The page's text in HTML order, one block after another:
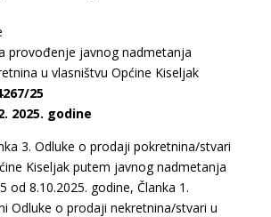
provođenje javnog nadmetanja
u vlasništvu Općine Kiseljak
25
2025. godine
3. Odluke o prodaji pokretnina/stvari
Kiseljak putem javnog nadmetanja
od 8.10.2025. godine, Članka 1.
Odluke o prodaji nekretnina/stvari u